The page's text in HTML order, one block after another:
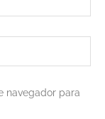
navegador para